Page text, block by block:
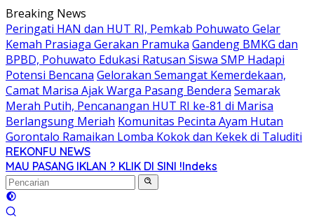
Langsung
ke
konten
Breaking News
Peringati HAN dan HUT RI, Pemkab Pohuwato Gelar
Kemah Prasiaga Gerakan Pramuka Gandeng BMKG dan
BPBD, Pohuwato Edukasi Ratusan Siswa SMP Hadapi
Potensi Bencana Gelorakan Semangat Kemerdekaan,
Camat Marisa Ajak Warga Pasang Bendera Semarak
Merah Putih, Pencanangan HUT RI ke-81 di Marisa
Berlangsung Meriah Komunitas Pecinta Ayam Hutan
Gorontalo Ramaikan Lomba Kokok dan Kekek di Taluditi
REKONFU NEWS
Tegas,
Berani
dan
Transparan
MAU PASANG IKLAN ? KLIK DI SINI !Indeks